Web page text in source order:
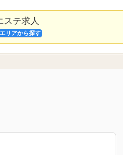
ステ求人
エリアから探す